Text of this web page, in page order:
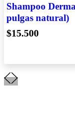
Shampoo
pulgas natural)
$15.500